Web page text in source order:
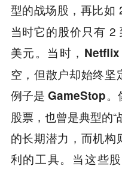
型的战场股，再比如
当时它的股价只有 2
美元。当时， Netflix
空，但散户却始终坚
例子是GameStop。
股票，也曾是典型的
的长期潜力，而机构
利的工具。 当这些